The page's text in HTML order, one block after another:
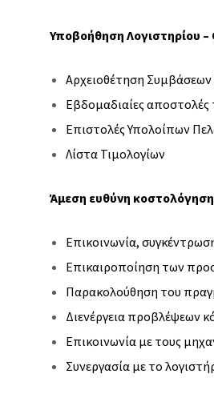
Υποβοήθηση Λογιστηρίου
Αρχειοθέτηση
Εβδομαδιαίες αποστολές
Επιστολές Υπολοίπων
Λίστα Τιμολογίων
Άμεση ευθύνη
Επικοινωνία,
Επικαιροποίηση των
Παρακολούθηση του
Διενέργεια προβλέψεων
Επικοινωνία με τους
Συνεργασία με το